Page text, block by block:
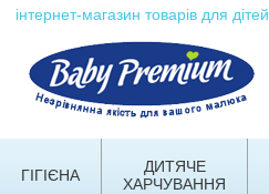
інтернет-магазин товарів для дітей
ГІГІЄНА
ДИТЯЧЕ
ХАРЧУВАННЯ